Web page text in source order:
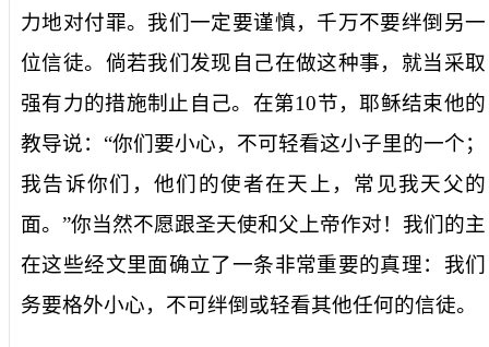
力地对付罪。我们一定要谨慎，千万不要绊倒另一
位信徒。倘若我们发现自己在做这种事，就当采取
强有力的措施制止自己。在第10节，耶稣结束他的
教导说：“你们要小心，不可轻看这小子里的一个；
我告诉你们，他们的使者在天上，常见我天父的
面。”你当然不愿跟圣天使和父上帝作对！我们的主
在这些经文里面确立了一条非常重要的真理：我们
务要格外小心，不可绊倒或轻看其他任何的信徒。